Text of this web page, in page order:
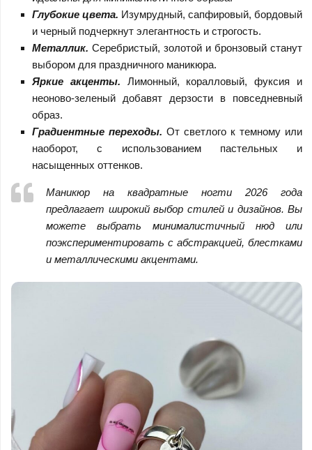
Глубокие цвета. Изумрудный, сапфировый, бордовый
и черный подчеркнут элегантность и строгость.
Металлик. Серебристый, золотой и бронзовый станут
выбором для праздничного маникюра.
Яркие акценты. Лимонный, коралловый, фуксия и
неоново-зеленый добавят дерзости в повседневный
образ.
Градиентные переходы. От светлого к темному или
наоборот, с использованием пастельных и
насыщенных оттенков.
Маникюр на квадратные ногти 2026 года
предлагает широкий выбор стилей и дизайнов. Вы
можете выбрать минималистичный нюд или
поэкспериментировать с абстракцией, блестками
и металлическими акцентами.